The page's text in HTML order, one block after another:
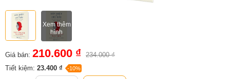
Xem thêm
hình
Giá bán: 210.600 ₫ 234.000 ₫
Tiết kiệm: 23.400 ₫ -10%